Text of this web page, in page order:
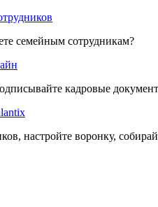
семейным сотрудникам?
кадровые
настройте воронку,